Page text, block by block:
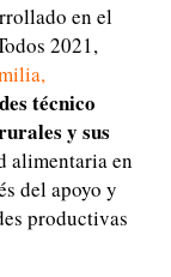
en el
2021,
,
técnico
y sus
alimentaria en
del apoyo y
productivas